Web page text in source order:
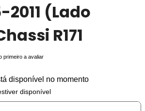
2011 (Lado
R171
primeiro a avaliar
disponível no momento
disponível